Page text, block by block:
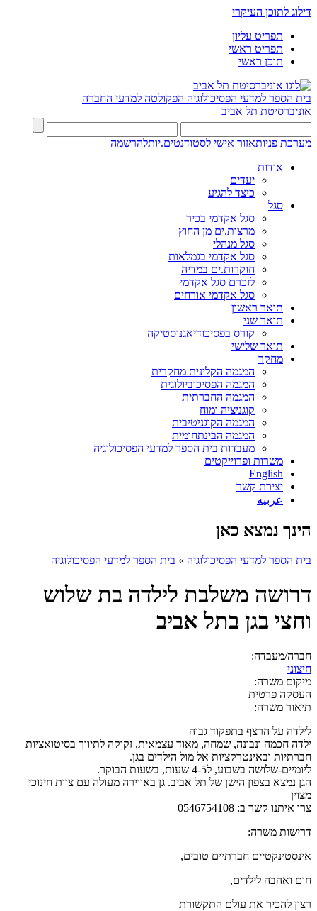
דילוג לתוכן העיקרי
תפריט עליון
תפריט ראשי
תוכן ראשי
בית הספר למדעי הפסיכולוגיה הפקולטה למדעי החברה
אוניברסיטת תל אביב
מערכת פניותאזור אישי לסטודנטים.יותלהרשמה
אודות
יעדים
כיצד להגיע
סגל
סגל אקדמי בכיר
מרצות.ים מן החוץ
סגל מנהלי
סגל אקדמי בגמלאות
חוקרות.ים במדיה
לזכרם סגל אקדמי
סגל אקדמי אורחים
תואר ראשון
תואר שני
קורס בפסיכודיאגנוסטיקה
תואר שלישי
מחקר
המגמה הקלינית מחקרית
המגמה הפסיכוביולוגית
המגמה החברתית
קוגניציה ומוח
המגמה הקוגניטיבית
המגמה הבינתחומית
מעבדות בית הספר למדעי הפסיכולוגיה
משרות ופרוייקטים
English
יצירת קשר
عربيه
הינך נמצא כאן
בית הספר למדעי הפסיכולוגיה » בית הספר למדעי הפסיכולוגיה
דרושה משלבת לילדה בת שלוש
וחצי בגן בתל אביב
חברה/מעבדה:
חיצוני
מיקום משרה:
העסקה פרטית
תיאור משרה:
לילדה על הרצף בתפקוד גבוה
ילדה חכמה ונבונה, שמחה, מאוד עצמאית, זקוקה לתיווך בסיטואציות
חברתיות ובאינטרקציות אל מול הילדים בגן.
ליומיים-שלושה בשבוע, ל4-5 שעות, בשעות הבוקר.
הגן נמצא בצפון הישן של תל אביב. גן באווירה מעולה עם צוות חינוכי
מצוין
צרו איתנו קשר ב: 0546754108
דרישות משרה:
אינסטינקטיים חברתיים טובים,
חום ואהבה לילדים,
רצון להכיר את עולם התקשורת